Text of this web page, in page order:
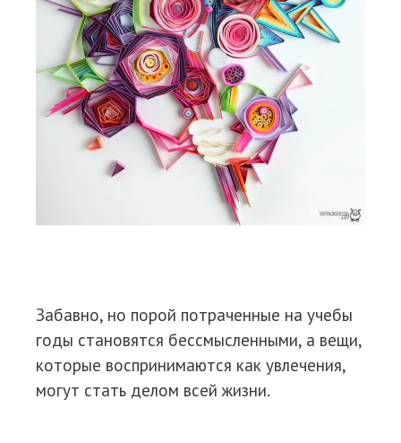
Забавно, но порой потраченные на учебы
годы становятся бессмысленными, а вещи,
которые воспринимаются как увлечения,
могут стать делом всей жизни.